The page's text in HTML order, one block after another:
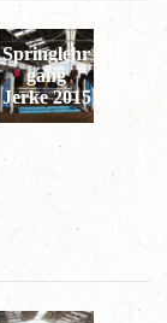
Springlehr
gang
Jerke 2015